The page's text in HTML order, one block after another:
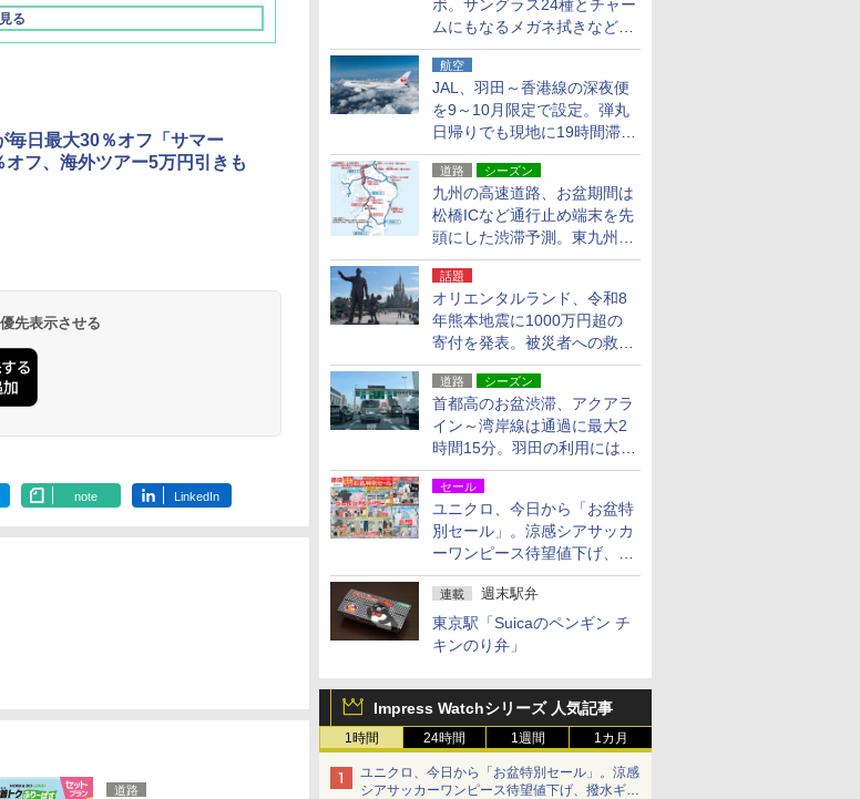
ボ。サングラス24種とチャー
ムにもなるメガネ拭きなど雑
貨24種
航空
JAL、羽田～香港線の深夜便
を9～10月限定で設定。弾丸
日帰りでも現地に19時間滞在
できる
道路 シーズン
九州の高速道路、お盆期間は
松橋ICなど通行止め端末を先
頭にした渋滞予測。東九州道
への迂回は料金調整を実施
話題
オリエンタルランド、令和8
年熊本地震に1000万円超の
寄付を発表。被災者への救援
活動・復旧支援
道路 シーズン
首都高のお盆渋滞、アクアラ
イン～湾岸線は通過に最大2
時間15分。羽田の利用には
「空港西出口」の利用検討を
セール
ユニクロ、今日から「お盆特
別セール」。涼感シアサッカ
ーワンピース待望値下げ、撥
水ギアショーツは1990円に
連載 週末駅弁
東京駅「Suicaのペンギン チ
キンのり弁」
Impress Watchシリーズ 人気記事
1時間 24時間 1週間 1カ月
ユニクロ、今日から「お盆特別セール」。涼感
シアサッカーワンピース待望値下げ、撥水ギア
る
毎日最大30％オフ「サマー
フ、海外ツアー5万円引きも
先表示させる
note LinkedIn
道路